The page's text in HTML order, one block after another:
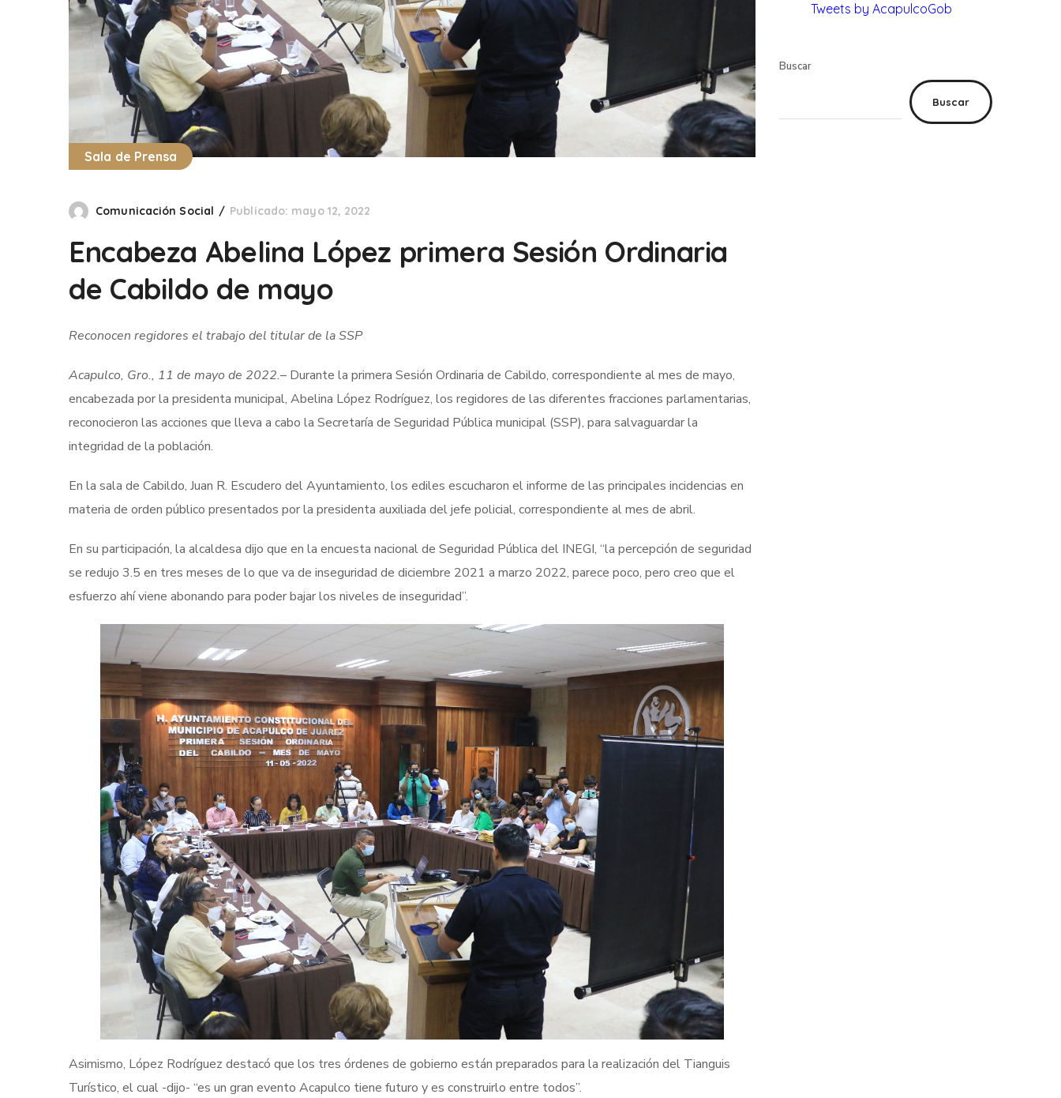
Sala de Prensa
Comunicación Social Publicado: mayo 12, 2022
Encabeza Abelina López primera Sesión Ordinaria
de Cabildo de mayo
Reconocen regidores el trabajo del titular de la SSP
Acapulco, Gro., 11 de mayo de 2022.– Durante la primera Sesión Ordinaria de Cabildo, correspondiente al mes de mayo,
encabezada por la presidenta municipal, Abelina López Rodríguez, los regidores de las diferentes fracciones parlamentarias,
reconocieron las acciones que lleva a cabo la Secretaría de Seguridad Pública municipal (SSP), para salvaguardar la
integridad de la población.
En la sala de Cabildo, Juan R. Escudero del Ayuntamiento, los ediles escucharon el informe de las principales incidencias en
materia de orden público presentados por la presidenta auxiliada del jefe policial, correspondiente al mes de abril.
En su participación, la alcaldesa dijo que en la encuesta nacional de Seguridad Pública del INEGI, “la percepción de seguridad
se redujo 3.5 en tres meses de lo que va de inseguridad de diciembre 2021 a marzo 2022, parece poco, pero creo que el
esfuerzo ahí viene abonando para poder bajar los niveles de inseguridad”.
Asimismo, López Rodríguez destacó que los tres órdenes de gobierno están preparados para la realización del Tianguis
Turístico, el cual -dijo- “es un gran evento Acapulco tiene futuro y es construirlo entre todos”.
Tweets by AcapulcoGob
Buscar
Buscar